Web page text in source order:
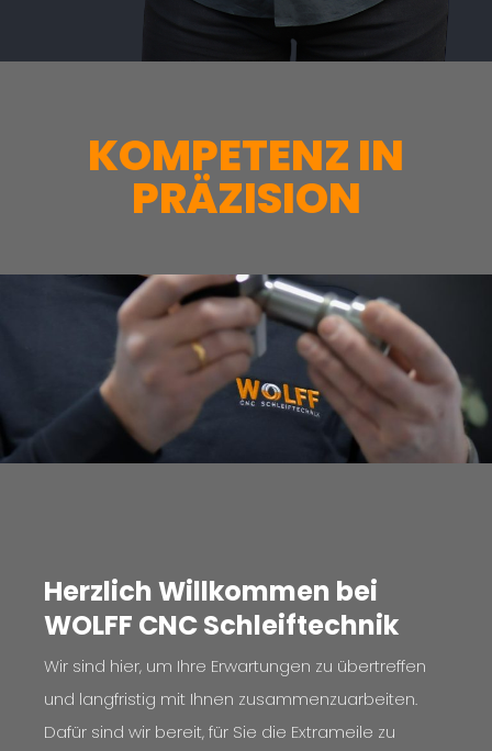
KOMPETENZ IN
PRÄZISION
Herzlich Willkommen bei
WOLFF CNC Schleiftechnik
Wir sind hier, um Ihre Erwartungen zu übertreffen
und langfristig mit Ihnen zusammenzuarbeiten.
Dafür sind wir bereit, für Sie die Extrameile zu